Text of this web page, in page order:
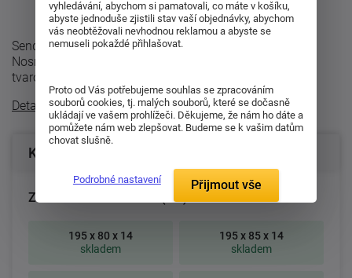
Sendvičová matrace s jádrem z pojeného polyuretanu.
Nosné vrstvy matrace tvoří pěna MediFoam (32 kg/m³)
tvarovaná do masážních nopů ...
Detailní popis
Konfigurace produktu
Zvolte rozměr matrace (cm):
195 x 80 x 14
skladem
195 x 85 x 14
skladem
vyhledávání, abychom si pamatovali, co máte v košíku,
abyste jednoduše zjistili stav vaší objednávky, abychom
vás neobtěžovali nevhodnou reklamou a abyste se
nemuseli pokaždé přihlašovat.
Proto od Vás potřebujeme souhlas se zpracováním
souborů cookies, tj. malých souborů, které se dočasně
ukládají ve vašem prohlížeči. Děkujeme, že nám ho dáte a
pomůžete nám web zlepšovat. Budeme se k vašim datům
chovat slušně.
Podrobné nastavení Přijmout vše